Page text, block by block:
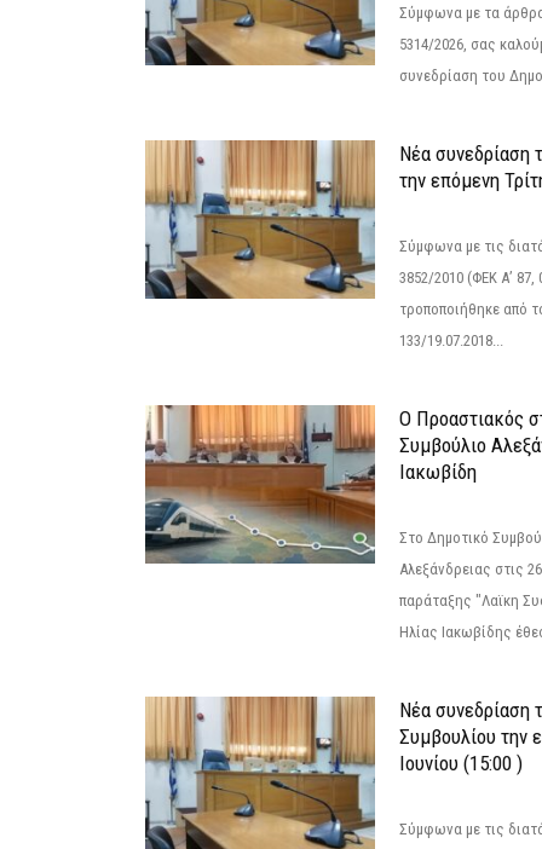
Σύμφωνα με τα
5314/2026, σας
συνεδρίαση του
Νέα συνεδρίαση
την επόμενη
Σύμφωνα με τις
3852/2010 (ΦΕΚ Α’ 87,
τροποποιήθηκε από
133/19.07.2018...
Ο Προαστιακός
Συμβούλιο
Ιακωβίδη
Στο Δημοτικό
Αλεξάνδρειας στις
παράταξης "Λαϊκη
Ηλίας Ιακωβίδης
Νέα συνεδρίαση
Συμβουλίου την
Ιουνίου (15:00 )
Σύμφωνα με τις